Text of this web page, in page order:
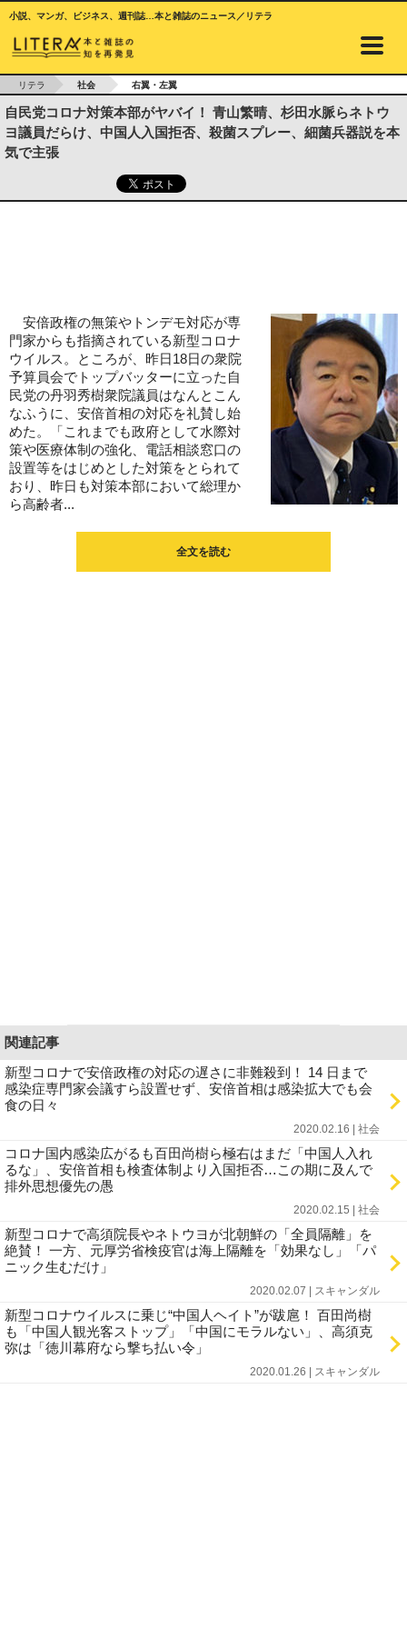
小説、マンガ、ビジネス、週刊誌…本と雑誌のニュース／リテラ
リテラ 社会 右翼・左翼
自民党コロナ対策本部がヤバイ！ 青山繁晴、杉田水脈らネトウ
ヨ議員だらけ、中国人入国拒否、殺菌スプレー、細菌兵器説を本
気で主張
安倍政権の無策やトンデモ対応が専
門家からも指摘されている新型コロナ
ウイルス。ところが、昨日18日の衆院
予算員会でトップバッターに立った自
民党の丹羽秀樹衆院議員はなんとこん
なふうに、安倍首相の対応を礼賛し始
めた。「これまでも政府として水際対
策や医療体制の強化、電話相談窓口の
設置等をはじめとした対策をとられて
おり、昨日も対策本部において総理か
ら高齢者...
全文を読む
関連記事
新型コロナで安倍政権の対応の遅さに非難殺到！ 14 日まで
感染症専門家会議すら設置せず、安倍首相は感染拡大でも会
食の日々
2020.02.16 | 社会
コロナ国内感染広がるも百田尚樹ら極右はまだ「中国人入れ
るな」、安倍首相も検査体制より入国拒否…この期に及んで
排外思想優先の愚
2020.02.15 | 社会
新型コロナで高須院長やネトウヨが北朝鮮の「全員隔離」を
絶賛！ 一方、元厚労省検疫官は海上隔離を「効果なし」「パ
ニック生むだけ」
2020.02.07 | スキャンダル
新型コロナウイルスに乗じ“中国人ヘイト”が跋扈！ 百田尚樹
も「中国人観光客ストップ」「中国にモラルない」、高須克
弥は「徳川幕府なら撃ち払い令」
2020.01.26 | スキャンダル